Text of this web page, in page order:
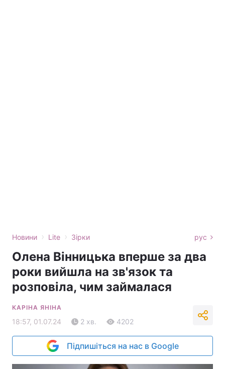
Новини › Lite › Зірки рус
Олена Вінницька вперше за два
роки вийшла на зв'язок та
розповіла, чим займалася
КАРІНА ЯНІНА
18:57, 01.07.24 2 хв. 4202
Підпишіться на нас в Google